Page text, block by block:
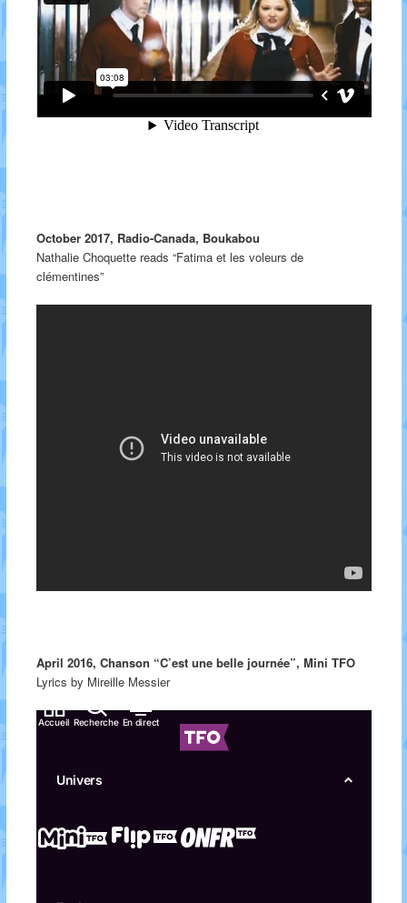
October 2017, Radio-Canada, Boukabou
Nathalie Choquette reads “Fatima et les voleurs de
clémentines”
April 2016, Chanson “C’est une belle journée”, Mini TFO
Lyrics by Mireille Messier